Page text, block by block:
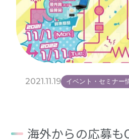
2021.11.19 イベント・セミナー
海外からの応募も